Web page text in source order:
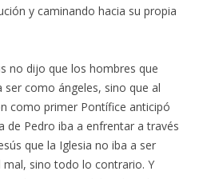
y caminando hacia su propia
no dijo que los hombres que
ser como ángeles, sino que al
como primer Pontífice anticipó
de Pedro iba a enfrentar a través
que la Iglesia no iba a ser
sino todo lo contrario. Y